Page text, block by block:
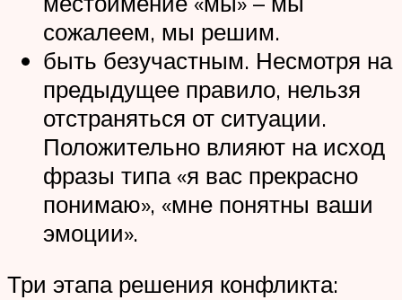
сожалеем, мы решим.
быть безучастным. Несмотря на
предыдущее правило, нельзя
отстраняться от ситуации.
Положительно влияют на исход
фразы типа «я вас прекрасно
понимаю», «мне понятны ваши
эмоции».
Три этапа решения конфликта: